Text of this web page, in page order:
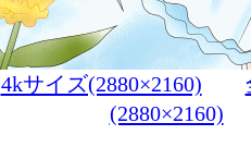
4kサイズ(2880×2160)
(2880×2160)